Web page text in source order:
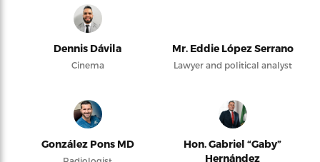
Dennis Dávila
Cinema
Mr. Eddie López Serrano
Lawyer and political analyst
González Pons MD
Hon. Gabriel “Gaby”
Hernández